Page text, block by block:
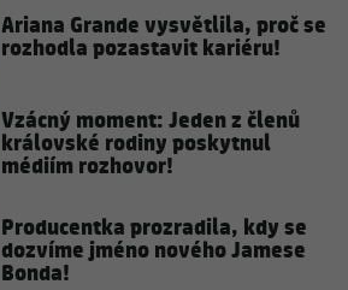
Ariana Grande vysvětlila, proč se
rozhodla pozastavit kariéru!
Vzácný moment: Jeden z členů
královské rodiny poskytnul
médiím rozhovor!
Producentka prozradila, kdy se
dozvíme jméno nového Jamese
Bonda!